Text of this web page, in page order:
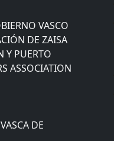
VASCO
DE ZAISA
Y PUERTO
ASSOCIATION
DE